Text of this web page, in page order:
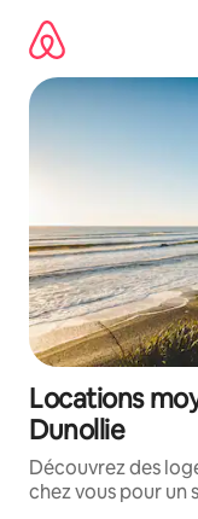
directement
contenu
Locations
Dunollie
Découvrez des
chez vous pour un